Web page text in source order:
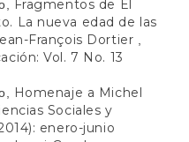
Fragmentos de El
La nueva edad de las
François Dortier
Vol. 7 No. 13
Homenaje a Michel
Sociales y
enero-junio